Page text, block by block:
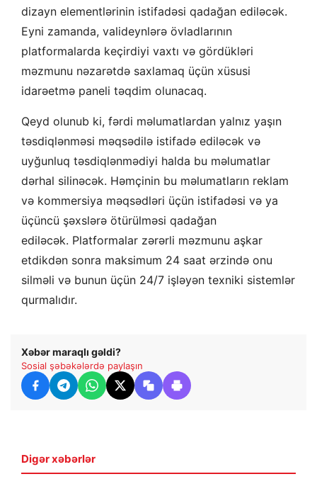
dizayn elementlərinin istifadəsi qadağan ediləcək.
Eyni zamanda, valideynlərə övladlarının
platformalarda keçirdiyi vaxtı və gördükləri
məzmunu nəzarətdə saxlamaq üçün xüsusi
idarəetmə paneli təqdim olunacaq.
Qeyd olunub ki, fərdi məlumatlardan yalnız yaşın
təsdiqlənməsi məqsədilə istifadə ediləcək və
uyğunluq təsdiqlənmədiyi halda bu məlumatlar
dərhal silinəcək. Həmçinin bu məlumatların reklam
və kommersiya məqsədləri üçün istifadəsi və ya
üçüncü şəxslərə ötürülməsi qadağan
ediləcək. Platformalar zərərli məzmunu aşkar
etdikdən sonra maksimum 24 saat ərzində onu
silməli və bunun üçün 24/7 işləyən texniki sistemlər
qurmalıdır.
Xəbər maraqlı gəldi?
Sosial şəbəkələrdə paylaşın
Digər xəbərlər